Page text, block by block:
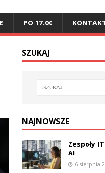
PO 17.00
SZUKAJ
NAJNOWSZE
Zespoły
AI
6 sierpnia